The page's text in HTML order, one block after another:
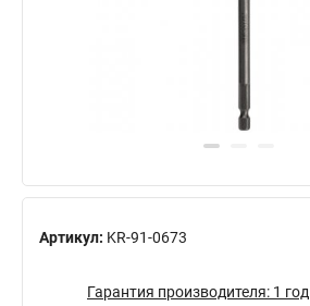
Артикул: KR-91-0673
Гарантия производителя: 1 год